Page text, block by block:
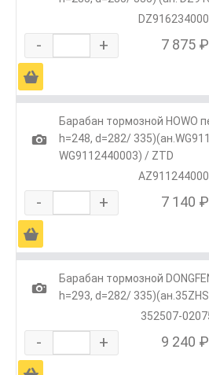
- + 7 875 ₽
Ä
1
Барабан тормозной HOWO
h=248, d=282/
WG9112440003) / ZTD
- + 7 140 ₽
Ä
1
Барабан тормозной
h=293, d=282/
352507-
- + 9 240 ₽